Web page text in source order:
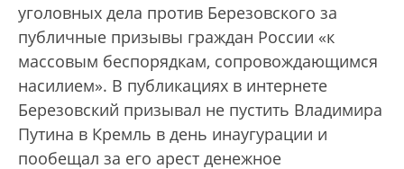
уголовных дела против Березовского за
публичные призывы граждан России «к
массовым беспорядкам, сопровождающимся
насилием». В публикациях в интернете
Березовский призывал не пустить Владимира
Путина в Кремль в день инаугурации и
пообещал за его арест денежное